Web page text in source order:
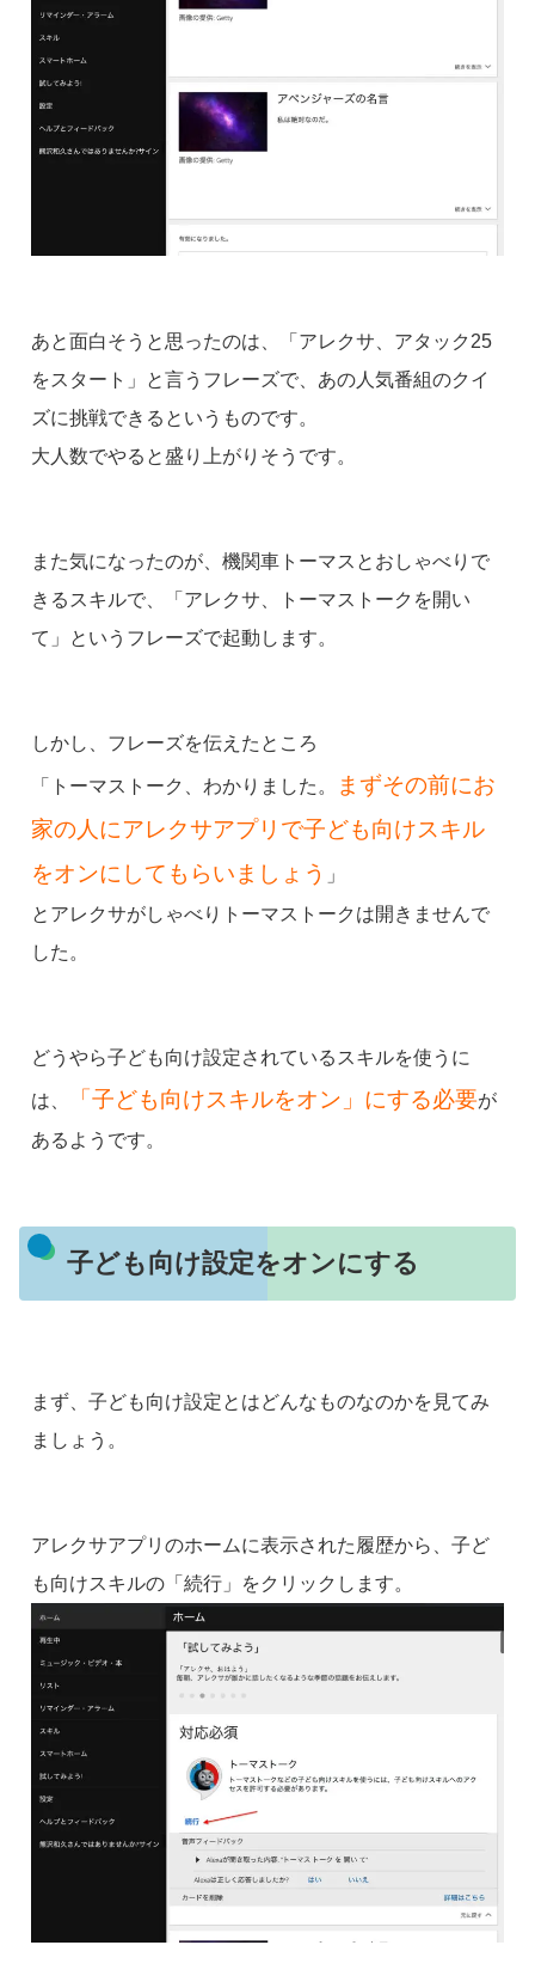
あと面白そうと思ったのは、「アレクサ、アタック25
をスタート」と言うフレーズで、あの人気番組のクイ
ズに挑戦できるというものです。
大人数でやると盛り上がりそうです。
また気になったのが、機関車トーマスとおしゃべりで
きるスキルで、「アレクサ、トーマストークを開い
て」というフレーズで起動します。
しかし、フレーズを伝えたところ
「トーマストーク、わかりました。
まずその前にお
家の人にアレクサアプリで子ども向けスキル
をオンにしてもらいましょう
」
とアレクサがしゃべりトーマストークは開きませんで
した。
どうやら子ども向け設定されているスキルを使うに
は、 「子ども向けスキルをオン」にする必要が
あるようです。
子ども向け設定をオンにする
まず、子ども向け設定とはどんなものなのかを見てみ
ましょう。
アレクサアプリのホームに表示された履歴から、子ど
も向けスキルの「続行」をクリックします。